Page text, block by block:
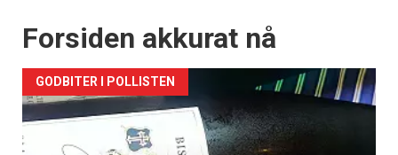
Forsiden akkurat nå
GODBITER I POLLISTEN